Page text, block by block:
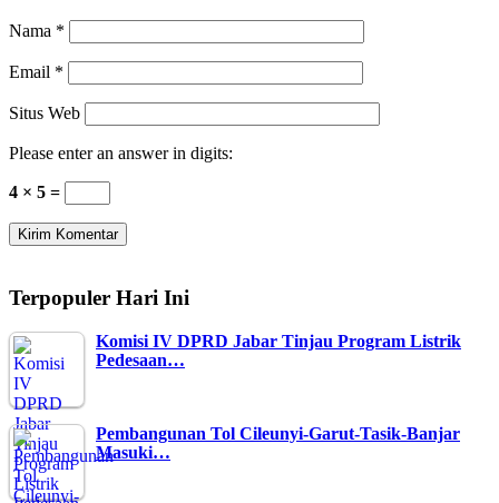
Nama *
Email *
Situs Web
Please enter an answer in digits:
4 × 5 =
Terpopuler Hari Ini
Komisi IV DPRD Jabar Tinjau Program Listrik
Pedesaan…
Pembangunan Tol Cileunyi-Garut-Tasik-Banjar
Masuki…